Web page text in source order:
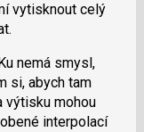
vytisknout celý
nemá smysl,
si, abych tam
výtisku mohou
interpolací